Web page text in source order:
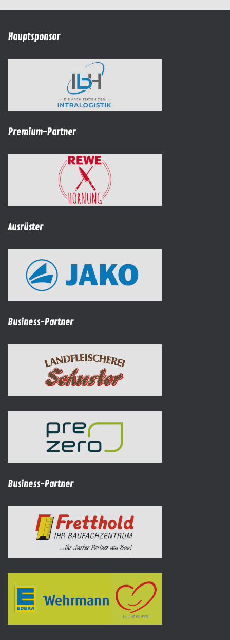
Hauptsponsor
Premium-Partner
Ausrüster
Business-Partner
Business-Partner